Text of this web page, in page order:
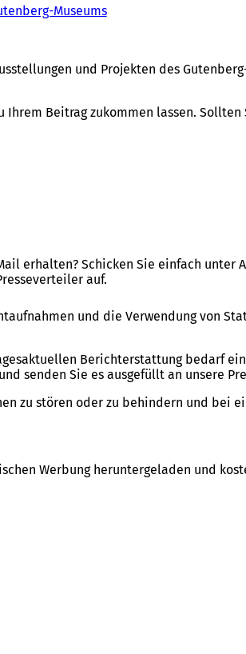
Museums
und Projekten des
Beitrag zukommen lassen.
erhalten? Schicken Sie einfach unter
auf.
und die Verwendung von
Berichterstattung bedarf
senden Sie es ausgefüllt an unsere
zu stören oder zu behindern und bei
Werbung heruntergeladen und